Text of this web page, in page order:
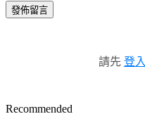
發佈留言
請先 登入
Recommended